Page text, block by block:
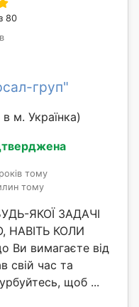
80
груп"
м. Українка)
тому
тому
ЯКОЇ ЗАДАЧІ
НАВІТЬ КОЛИ
Ви вимагаєте від
свій час та
щоб ...